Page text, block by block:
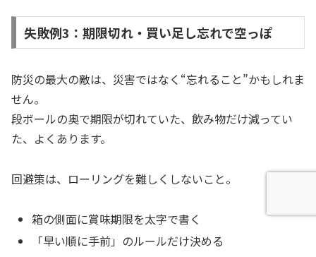
失敗例3：期限切れ・買い足し忘れで空っぽ
防災の最大の敵は、災害ではなく“忘れること”かもしれま
せん。
段ボールの奥で期限が切れていた、飲み物だけ減ってい
た、よくあります。
回避策は、ローリングを難しくしないこと。
箱の側面に賞味期限を太字で書く
「早い順に手前」のルールだけ決める